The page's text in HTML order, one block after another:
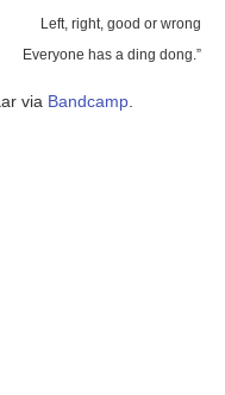
Left, right, good or wrong
Everyone has a ding dong.”
via Bandcamp